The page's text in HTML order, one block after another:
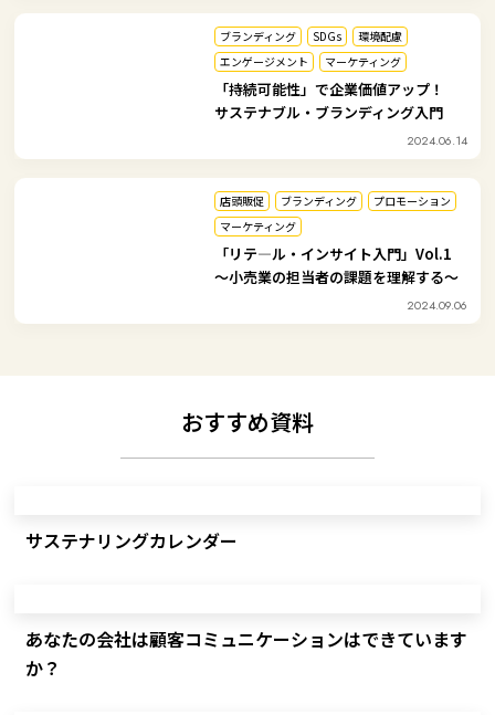
ブランディング SDGs
環境配慮
エンゲージメント
マーケティング
「持続可能性」で企業価値アップ！
サステナブル・ブランディング入門
2024.06.14
店頭販促 ブランディング
プロモーション
マーケティング
「リテ―ル・インサイト入門」Vol.1
～小売業の担当者の課題を理解する～
2024.09.06
おすすめ資料
サステナリングカレンダー
あなたの会社は顧客コミュニケーションはできています
か？